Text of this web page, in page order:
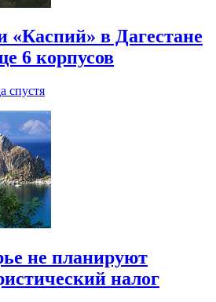
«Каспий» в Дагестане
6 корпусов
спустя
не планируют
налог